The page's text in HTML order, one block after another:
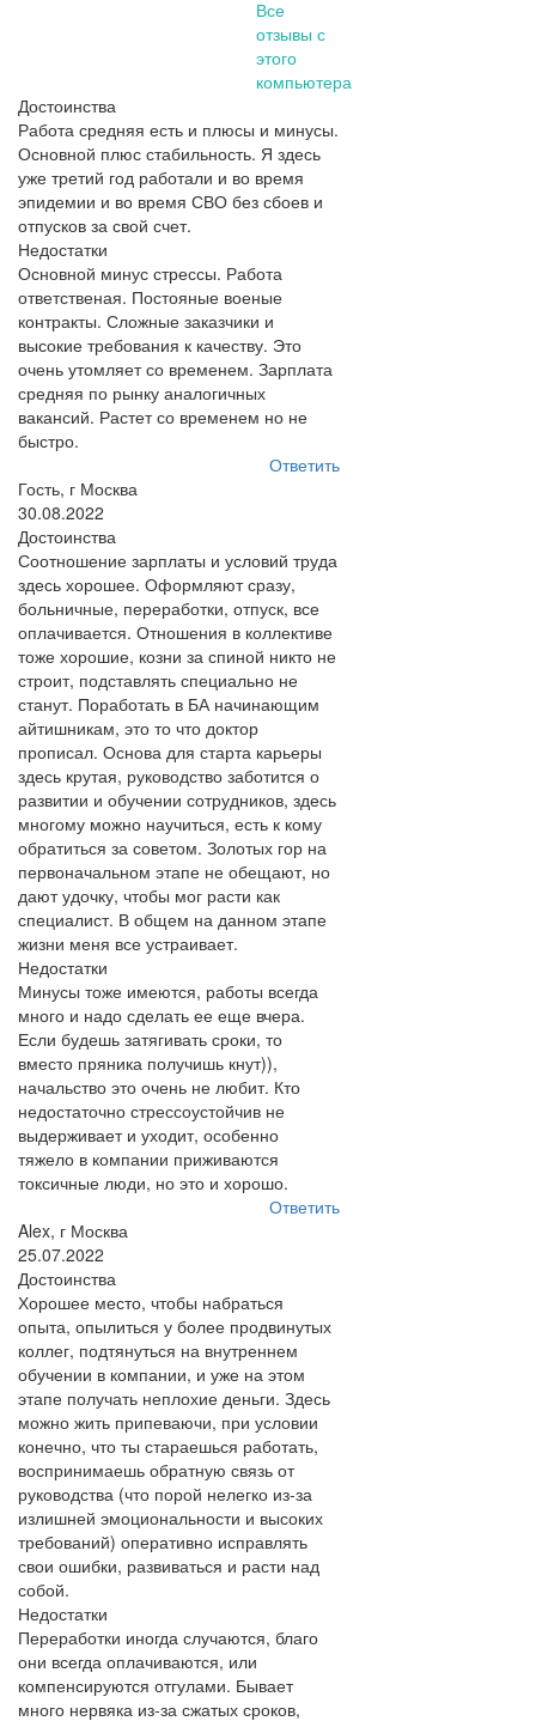
Все
отзывы с
этого
компьютера
Достоинства
Работа средняя есть и плюсы и минусы.
Основной плюс стабильность. Я здесь
уже третий год работали и во время
эпидемии и во время СВО без сбоев и
отпусков за свой счет.
Недостатки
Основной минус стрессы. Работа
ответственая. Постояные военые
контракты. Сложные заказчики и
высокие требования к качеству. Это
очень утомляет со временем. Зарплата
средняя по рынку аналогичных
вакансий. Растет со временем но не
быстро.
Ответить
Гость, г Москва
30.08.2022
Достоинства
Соотношение зарплаты и условий труда
здесь хорошее. Оформляют сразу,
больничные, переработки, отпуск, все
оплачивается. Отношения в коллективе
тоже хорошие, козни за спиной никто не
строит, подставлять специально не
станут. Поработать в БА начинающим
айтишникам, это то что доктор
прописал. Основа для старта карьеры
здесь крутая, руководство заботится о
развитии и обучении сотрудников, здесь
многому можно научиться, есть к кому
обратиться за советом. Золотых гор на
первоначальном этапе не обещают, но
дают удочку, чтобы мог расти как
специалист. В общем на данном этапе
жизни меня все устраивает.
Недостатки
Минусы тоже имеются, работы всегда
много и надо сделать ее еще вчера.
Если будешь затягивать сроки, то
вместо пряника получишь кнут)),
начальство это очень не любит. Кто
недостаточно стрессоустойчив не
выдерживает и уходит, особенно
тяжело в компании приживаются
токсичные люди, но это и хорошо.
Ответить
Alex, г Москва
25.07.2022
Достоинства
Хорошее место, чтобы набраться
опыта, опылиться у более продвинутых
коллег, подтянуться на внутреннем
обучении в компании, и уже на этом
этапе получать неплохие деньги. Здесь
можно жить припеваючи, при условии
конечно, что ты стараешься работать,
воспринимаешь обратную связь от
руководства (что порой нелегко из-за
излишней эмоциональности и высоких
требований) оперативно исправлять
свои ошибки, развиваться и расти над
собой.
Недостатки
Переработки иногда случаются, благо
они всегда оплачиваются, или
компенсируются отгулами. Бывает
много нервяка из-за сжатых сроков,